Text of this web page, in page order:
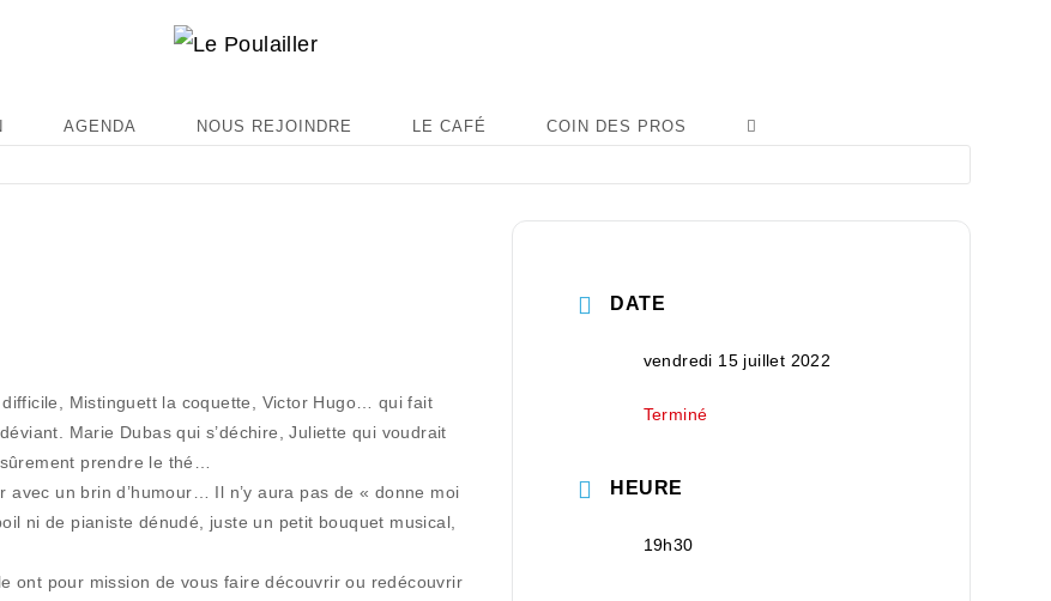
AGENDA NOUS REJOINDRE LE CAFÉ COIN DES PROS
Mistinguett la coquette, Victor Hugo… qui fait
Marie Dubas qui s’déchire, Juliette qui voudrait
prendre le thé…
avec un brin d’humour… Il n’y aura pas de « donne moi
ni de pianiste dénudé, juste un petit bouquet musical,
ont pour mission de vous faire découvrir ou redécouvrir
DATE
vendredi 15 juillet 2022
Terminé
HEURE
19h30